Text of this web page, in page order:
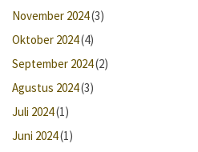
November 2024(3)
Oktober 2024(4)
September 2024(2)
Agustus 2024(3)
Juli 2024(1)
Juni 2024(1)